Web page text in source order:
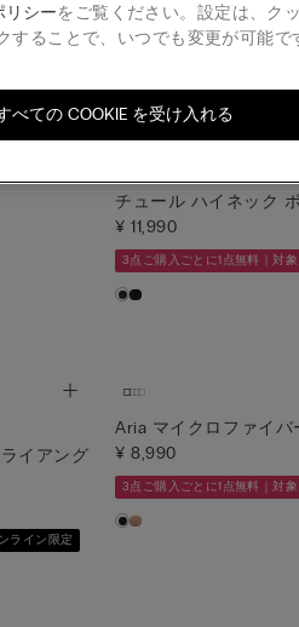
特別キャンペーン実施中
無料に。また、ショーツアイテム
チュール ハイネック
¥ 11,990
3点ご購入ごとに1点無料｜対
イアング
ライン限定
Aria マイクロファイバ
¥ 8,990
3点ご購入ごとに1点無料｜対
リシーをご覧ください。設定は、ク
することで、いつでも変更が可能で
べての COOKIE を受け入れる